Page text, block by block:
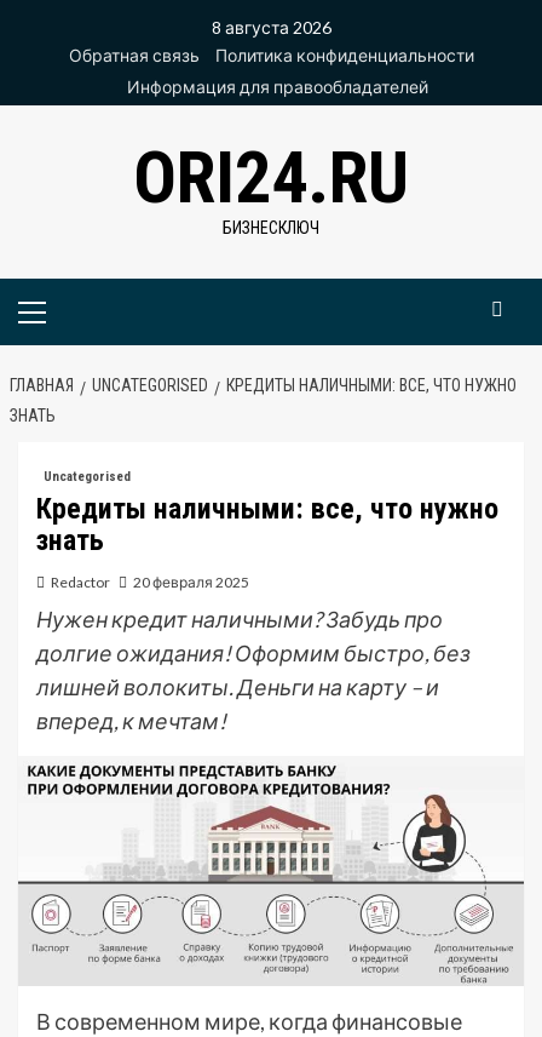
содержимому
8 августа 2026
Обратная связь
Политика конфиденциальности
Информация для правообладателей
ORI24.RU
БИЗНЕСКЛЮЧ
Основное
ГЛАВНАЯ UNCATEGORISED
КРЕДИТЫ НАЛИЧНЫМИ: ВСЕ, ЧТО НУЖНО
ЗНАТЬ
Uncategorised
Кредиты наличными: все, что нужно
знать
Redactor 20 февраля 2025
Нужен кредит наличными? Забудь про
долгие ожидания! Оформим быстро, без
лишней волокиты. Деньги на карту – и
вперед, к мечтам!
В современном мире, когда финансовые